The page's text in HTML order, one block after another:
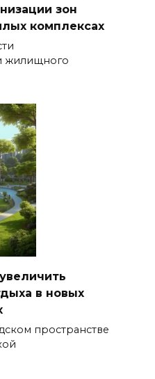
зон
комплексах
жилищного
в новых
пространстве